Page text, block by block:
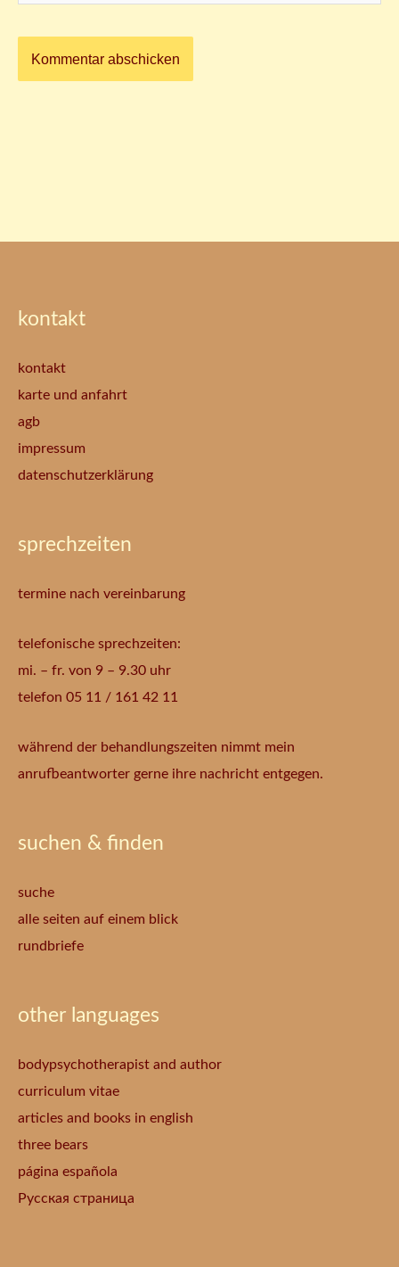
kontakt
kontakt
karte und anfahrt
agb
impressum
datenschutzerklärung
sprechzeiten
termine nach vereinbarung
telefonische sprechzeiten:
mi. – fr. von 9 – 9.30 uhr
telefon 05 11 / 161 42 11
während der behandlungszeiten nimmt mein
anrufbeantworter gerne ihre nachricht entgegen.
suchen & finden
suche
alle seiten auf einem blick
rundbriefe
other languages
bodypsychotherapist and author
curriculum vitae
articles and books in english
three bears
página española
Русская страница